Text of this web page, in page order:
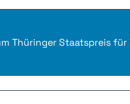
Thüringer Staatspreis